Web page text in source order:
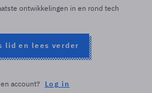
ontwikkelingen in en rond tech
lid en lees verder
account? Log in